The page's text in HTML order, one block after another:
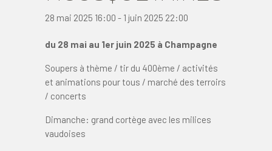
28 mai 2025 16:00 - 1 juin 2025 22:00
du 28 mai au 1er juin 2025 à Champagne
Soupers à thème / tir du 400ème / activités
et animations pour tous / marché des terroirs
/ concerts
Dimanche: grand cortège avec les milices
vaudoises